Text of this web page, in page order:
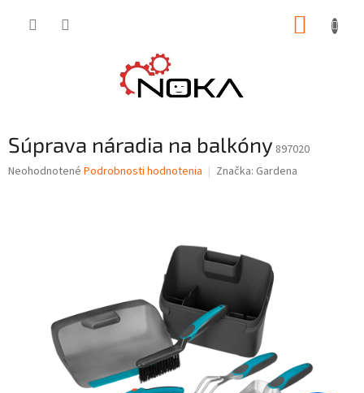
Súprava náradia na balkóny 897020
Priemerné
Neohodnotené Podrobnosti hodnotenia Značka: Gardena